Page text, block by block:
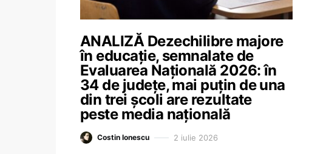
ANALIZĂ Dezechilibre majore
în educație, semnalate de
Evaluarea Națională 2026: în
34 de județe, mai puțin de una
din trei școli are rezultate
peste media națională
Costin Ionescu 2 iulie 2026